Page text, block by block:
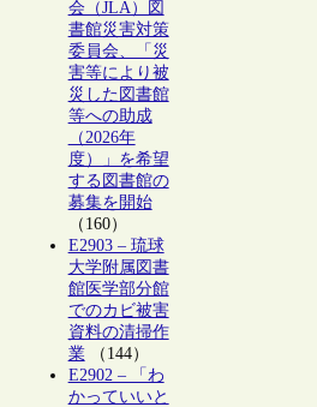
会（JLA）図
書館災害対策
委員会、「災
害等により被
災した図書館
等への助成
（2026年
度）」を希望
する図書館の
募集を開始
（160）
E2903 – 琉球
大学附属図書
館医学部分館
でのカビ被害
資料の清掃作
業（144）
E2902 – 「わ
かっていいと